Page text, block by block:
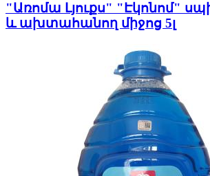
"Առոմա Լյուքս" "Էկոնոմ"
և ախտահանող միջոց 5լ